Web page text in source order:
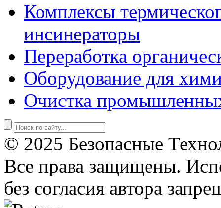
Комплексы
инсинераторы
Переработка
Оборудование для
Очистка
© 2025 Безопасные
Все права защищены.
без согласия автора